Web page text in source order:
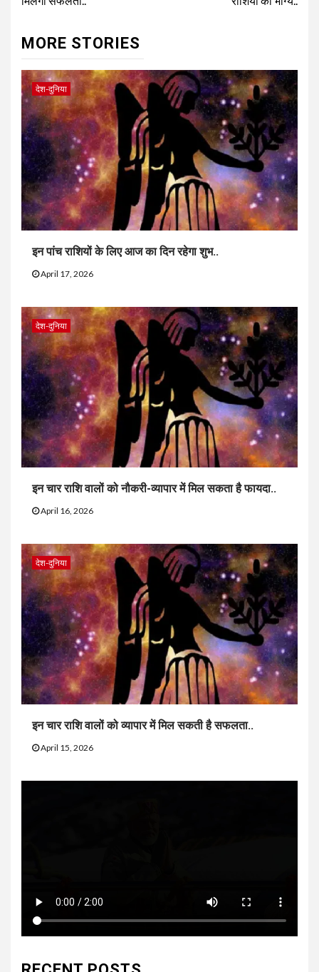
MORE STORIES
देश-दुनिया
इन पांच राशियों के लिए आज का दिन रहेगा शुभ..
April 17, 2026
देश-दुनिया
इन चार राशि वालों को नौकरी-व्यापार में मिल सकता है फायदा..
April 16, 2026
देश-दुनिया
इन चार राशि वालों को व्यापार में मिल सकती है सफलता..
April 15, 2026